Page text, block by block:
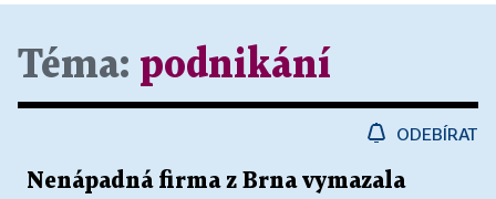
Téma: podnikání
ODEBÍRAT
Nenápadná firma z Brna vymazala